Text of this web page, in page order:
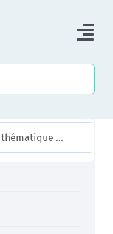
Piloter un réseau